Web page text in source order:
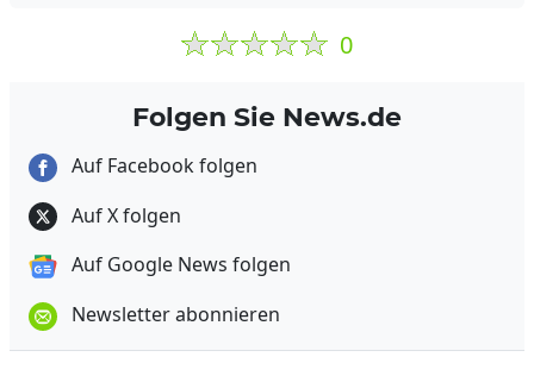
0
Folgen Sie News.de
Auf Facebook folgen
Auf X folgen
Auf Google News folgen
Newsletter abonnieren